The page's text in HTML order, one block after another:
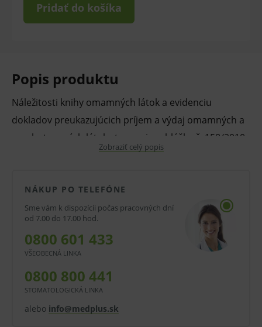
Pridať do košíka
Popis produktu
Náležitosti knihy omamných látok a evidenciu
dokladov preukazujúcich príjem a výdaj omamných a
psychotropných látok stanovuje vyhláška č. 158/2010
Z. z. Ministerstva zdravotníctva SR.
tovaru nie je z dôvodu ochrany zdravia alebo
hygienických dôvodov možné odstúpiť od kúpnej
zmluvy v lehote 14 dní.
Zobraziť celý popis
NÁKUP PO TELEFÓNE
Sme vám k dispozícii počas pracovných dní
od 7.00 do 17.00 hod.
0800 601 433
VŠEOBECNÁ LINKA
0800 800 441
STOMATOLOGICKÁ LINKA
alebo info@medplus.sk